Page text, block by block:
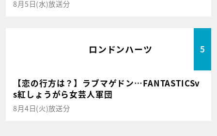
8月5日(水)放送分
ロンドンハーツ 5
【恋の行方は？】ラブマゲドン…FANTASTICSv
s紅しょうがら女芸人軍団
8月4日(火)放送分